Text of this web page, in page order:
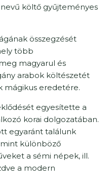
költő gyűjteményes
összegzését
több
magyarul és
arabok költészetét
mágikus eredetére.
egyesítette a
korai dolgozatában.
egyaránt találunk
különböző
a sémi népek, ill.
a modern